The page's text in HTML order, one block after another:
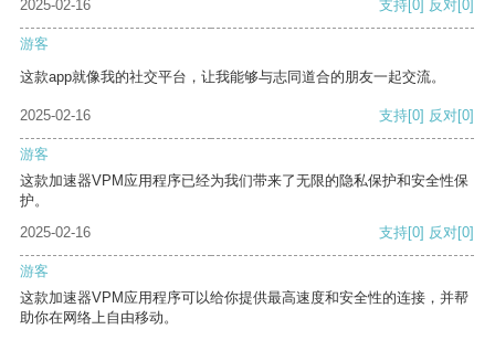
2025-02-16
支持[0] 反对[0]
游客
这款app就像我的社交平台，让我能够与志同道合的朋友一起交流。
2025-02-16 支持[0] 反对[0]
游客
这款加速器VPM应用程序已经为我们带来了无限的隐私保护和安全性保
护。
2025-02-16
支持[0] 反对[0]
游客
这款加速器VPM应用程序可以给你提供最高速度和安全性的连接，并帮
助你在网络上自由移动。